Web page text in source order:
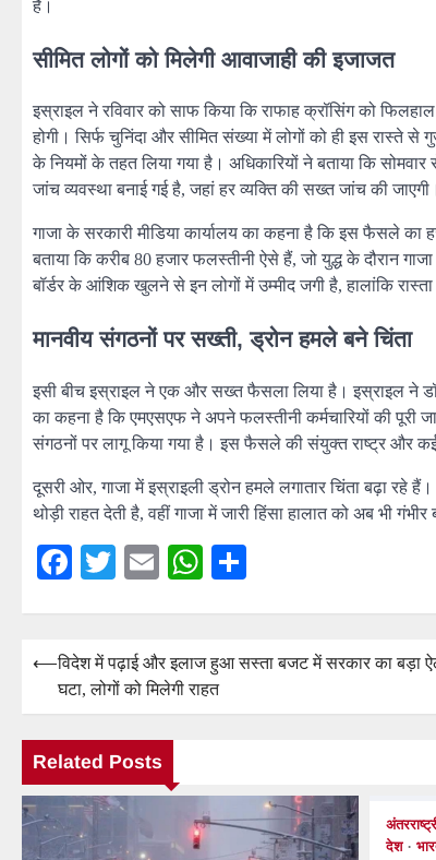
है।
सीमित लोगों को मिलेगी आवाजाही की इजाजत
इस्राइल ने रविवार को साफ किया कि राफाह क्रॉसिंग को
होगी। सिर्फ चुनिंदा और सीमित संख्या में लोगों को ही इस रास्ते
के नियमों के तहत लिया गया है। अधिकारियों ने बताया कि
जांच व्यवस्था बनाई गई है, जहां हर व्यक्ति की सख्त जांच की जाएगी।
गाजा के सरकारी मीडिया कार्यालय का कहना है कि इस फैसले
बताया कि करीब 80 हजार फलस्तीनी ऐसे हैं, जो युद्ध के दौरान
बॉर्डर के आंशिक खुलने से इन लोगों में उम्मीद जगी है, हालांकि
मानवीय संगठनों पर सख्ती, ड्रोन हमले बने चिंता
इसी बीच इस्राइल ने एक और सख्त फैसला लिया है। इस्राइल ने
का कहना है कि एमएसएफ ने अपने फलस्तीनी कर्मचारियों की पूरी
संगठनों पर लागू किया गया है। इस फैसले की संयुक्त राष्ट्र और
दूसरी ओर, गाजा में इस्राइली ड्रोन हमले लगातार चिंता बढ़ा रहे
थोड़ी राहत देती है, वहीं गाजा में जारी हिंसा हालात को अब भी गंभीर
Facebook
TwitterEmailWhatsApp
Post
navigation
⟵विदेश में पढ़ाई और इलाज हुआ सस्ता बजट में सरकार का बड़ा
घटा, लोगों को मिलेगी राहत
Related Posts
देश